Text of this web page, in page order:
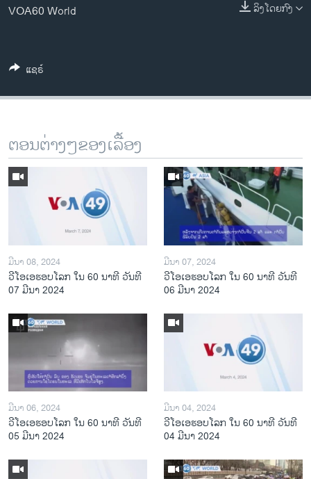
ທຸລະກິດ
ວີດີໂອ
ລາຍງານ
ພາສາຕ່າງໆ
ລິງໂດຍກົງ
VOA60 World
ແຊຣ໌
ຕອນຕ່າງໆຂອງເລື້ອງ
ມີນາ 08, 2024
ວີໂອເອຮອບໂລກ ໃນ 60 ນາທີ ວັນທີ
07 ມີນາ 2024
ມີນາ 07, 2024
ວີໂອເອຮອບໂລກ ໃນ 60 ນາທີ ວັນທີ
06 ມີນາ 2024
ມີນາ 06, 2024
ວີໂອເອຮອບໂລກ ໃນ 60 ນາທີ ວັນທີ
05 ມີນາ 2024
ມີນາ 04, 2024
ວີໂອເອຮອບໂລກ ໃນ 60 ນາທີ ວັນທີ
04 ມີນາ 2024